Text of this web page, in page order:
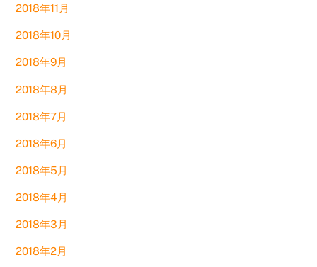
2018年11月
2018年10月
2018年9月
2018年8月
2018年7月
2018年6月
2018年5月
2018年4月
2018年3月
2018年2月